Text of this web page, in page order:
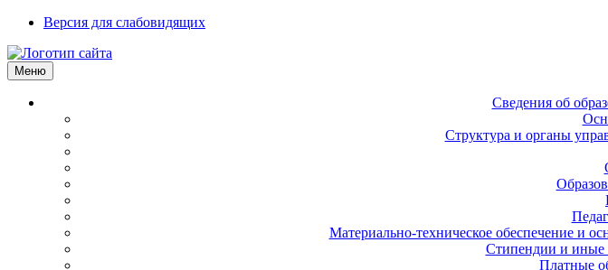
Версия для слабовидящих
Меню
Сведения об
Структура и органы
Материально-техническое обеспечение и
Стипендии и иные
Платные